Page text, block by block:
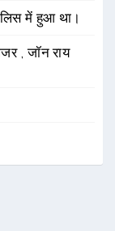
में हुआ था।
,जॉन राय